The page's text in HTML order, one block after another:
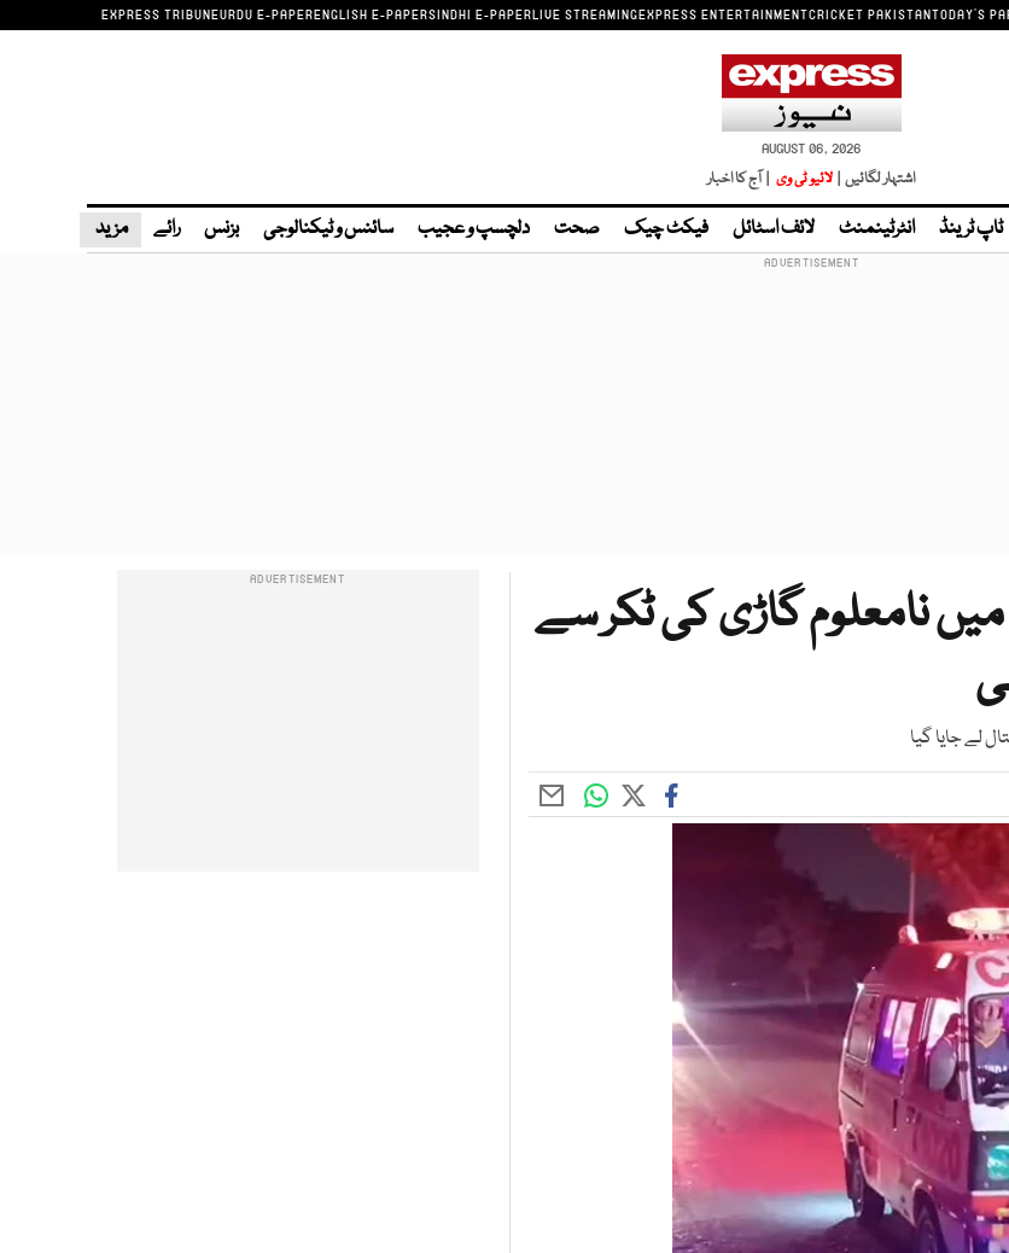
EXPRESS TRIBUNEURDU E-PAPERENGLISH E-PAPERSINDHI E-PAPERLIVE STREAMINGEXPRESS ENTERTAINMENTCRICKET PAKISTANTODAY'S
AUGUST 06, 2026
اشتہار لگائیں | لائیو ٹی وی | آج کا اخبار
ٹاپ ٹرینڈ انٹرٹینمنٹ لائف اسٹائل فیکٹ چیک صحت دلچسپ و عجیب سائنس و ٹیکنالوجی بزنس رائے مزید
نامعلوم گاڑی کی ٹکر سے
لے جایا گیا